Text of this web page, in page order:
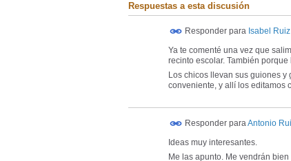
Respuestas a esta discusión
Responder para Isabel Ruiz
Ya te comenté una vez que
recinto escolar. También
Los chicos llevan sus guiones
conveniente, y allí los editamos
Responder para Antonio
Ideas muy interesantes.
Me las apunto. Me vendrán